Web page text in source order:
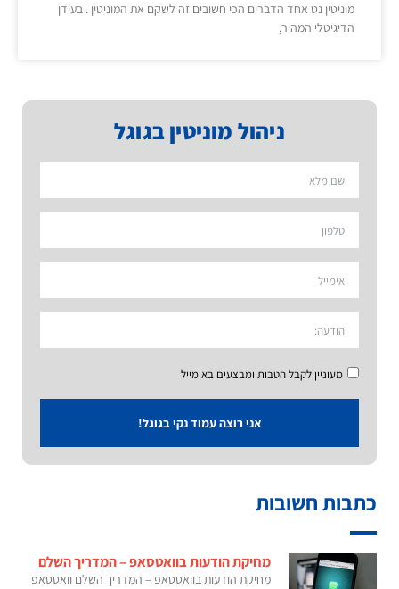
ניהול מוניטין בגוגל
מעוניין לקבל הטבות ומבצעים באימייל
אני רוצה עמוד נקי בגוגל!
כתבות חשובות
מחיקת הודעות בוואטסאפ – המדריך השלם
מחיקת הודעות בוואטסאפ – המדריך השלם וואטסאפ
מוניטין נט אחד הדברים הכי חשובים זה לשקם את המוניטין . בעידן
הדיגיטלי המהיר,